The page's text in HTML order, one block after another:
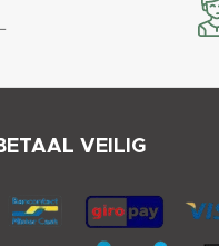
VEILIG